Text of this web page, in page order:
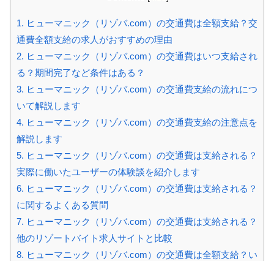
1. ヒューマニック（リゾバ.com）の交通費は全額支給？交
通費全額支給の求人がおすすめの理由
2. ヒューマニック（リゾバ.com）の交通費はいつ支給され
る？期間完了など条件はある？
3. ヒューマニック（リゾバ.com）の交通費支給の流れにつ
いて解説します
4. ヒューマニック（リゾバ.com）の交通費支給の注意点を
解説します
5. ヒューマニック（リゾバ.com）の交通費は支給される？
実際に働いたユーザーの体験談を紹介します
6. ヒューマニック（リゾバ.com）の交通費は支給される？
に関するよくある質問
7. ヒューマニック（リゾバ.com）の交通費は支給される？
他のリゾートバイト求人サイトと比較
8. ヒューマニック（リゾバ.com）の交通費は全額支給？い